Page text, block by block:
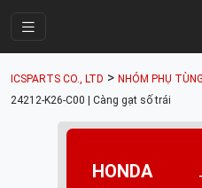
Parts
Mã
ICSPARTS CO., LTD > NHÓM PHỤ TÙNG
24212-K26-C00 | Càng gạt số trái
HONDA